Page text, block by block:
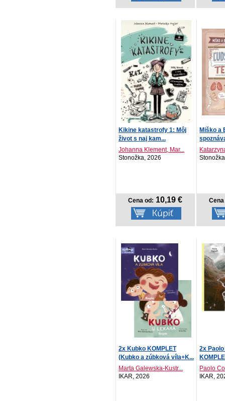
Kikine katastrofy 1: Môj
život s naj kam...
Johanna Klement, Mar...
Stonožka, 2026
Cena od: 10,19 €
Miško a
2x Kubko KOMPLET
(Kubko a zúbková víla+K...
Marta Galewska-Kustr...
IKAR, 2026
2x
Paolo
IKAR,